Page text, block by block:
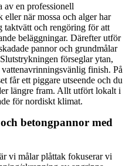
av en professionell
när mossa och alger har
taktvätt och rengöring för att
beläggningar. Därefter utför
pannor och grundmålar
förseglar ytan,
finish. På
får ett piggare utseende och du
längre fram. Allt utfört lokalt i
för nordiskt klimat.
betongpannor med
vi målar plåttak fokuserar vi